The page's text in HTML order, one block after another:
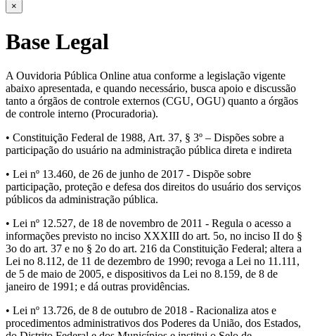
×
Base Legal
A Ouvidoria Pública Online atua conforme a legislação vigente
abaixo apresentada, e quando necessário, busca apoio e discussão
tanto a órgãos de controle externos (CGU, OGU) quanto a órgãos
de controle interno (Procuradoria).
• Constituição Federal de 1988, Art. 37, § 3º – Dispões sobre a
participação do usuário na administração pública direta e indireta
• Lei nº 13.460, de 26 de junho de 2017 - Dispõe sobre
participação, proteção e defesa dos direitos do usuário dos serviços
públicos da administração pública.
• Lei nº 12.527, de 18 de novembro de 2011 - Regula o acesso a
informações previsto no inciso XXXIII do art. 5o, no inciso II do §
3o do art. 37 e no § 2o do art. 216 da Constituição Federal; altera a
Lei no 8.112, de 11 de dezembro de 1990; revoga a Lei no 11.111,
de 5 de maio de 2005, e dispositivos da Lei no 8.159, de 8 de
janeiro de 1991; e dá outras providências.
• Lei nº 13.726, de 8 de outubro de 2018 - Racionaliza atos e
procedimentos administrativos dos Poderes da União, dos Estados,